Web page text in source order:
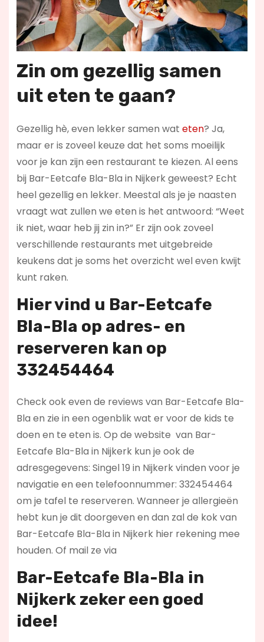
Zin om gezellig samen
uit eten te gaan?
Gezellig hè, even lekker samen wat eten? Ja,
maar er is zoveel keuze dat het soms moeilijk
voor je kan zijn een restaurant te kiezen. Al eens
bij Bar-Eetcafe Bla-Bla in Nijkerk geweest? Echt
heel gezellig en lekker. Meestal als je je naasten
vraagt wat zullen we eten is het antwoord: “Weet
ik niet, waar heb jij zin in?” Er zijn ook zoveel
verschillende restaurants met uitgebreide
keukens dat je soms het overzicht wel even kwijt
kunt raken.
Hier vind u Bar-Eetcafe
Bla-Bla op adres- en
reserveren kan op
332454464
Check ook even de reviews van Bar-Eetcafe Bla-
Bla en zie in een ogenblik wat er voor de kids te
doen en te eten is. Op de website van Bar-
Eetcafe Bla-Bla in Nijkerk kun je ook de
adresgegevens: Singel 19 in Nijkerk vinden voor je
navigatie en een telefoonnummer: 332454464
om je tafel te reserveren. Wanneer je allergieën
hebt kun je dit doorgeven en dan zal de kok van
Bar-Eetcafe Bla-Bla in Nijkerk hier rekening mee
houden. Of mail ze via
Bar-Eetcafe Bla-Bla in
Nijkerk zeker een goed
idee!